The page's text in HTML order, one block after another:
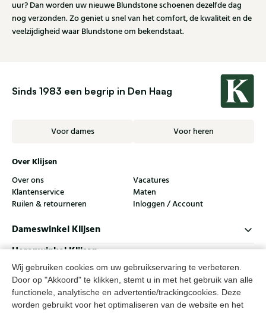
Wij gebruiken cookies om uw gebruikservaring te verbeteren.
Door op "Akkoord" te klikken, stemt u in met het gebruik van alle
functionele, analytische en advertentie/trackingcookies. Deze
worden gebruikt voor het optimaliseren van de website en het
uur? Dan worden uw nieuwe Blundstone schoenen dezelfde dag
nog verzonden. Zo geniet u snel van het comfort, de kwaliteit en de
veelzijdigheid waar Blundstone om bekendstaat.
Sinds 1983 een begrip in Den Haag
Voor dames Voor heren
Over Klijsen
Over ons
Vacatures
Klantenservice
Maten
Ruilen & retourneren
Inloggen / Account
Dameswinkel Klijsen
Herenwinkel Klijsen
Klantenservice
Volg ons